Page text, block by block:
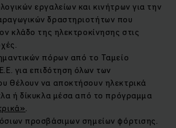
εργαλείων και κινήτρων για την
δραστηριοτήτων που
κλάδο της ηλεκτροκίνησης στις
πόρων από το Ταμείο
για επιδότηση όλων των
θέλουν να αποκτήσουν ηλεκτρικά
ή δίκυκλα μέσα από το πρόγραμμα
.
προσβάσιμων σημείων φόρτισης.